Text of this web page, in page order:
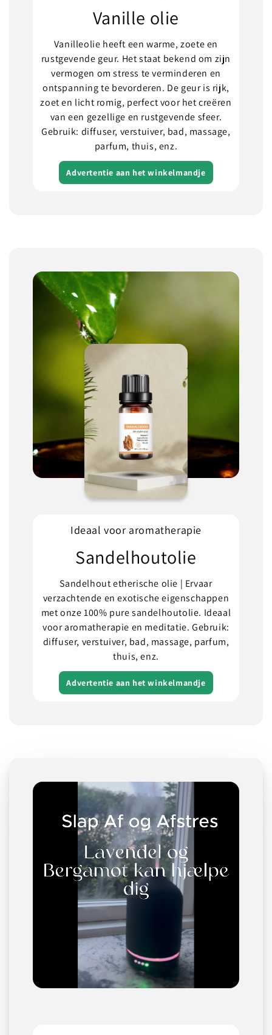
Vanille olie
Vanilleolie heeft een warme, zoete en
rustgevende geur. Het staat bekend om zijn
vermogen om stress te verminderen en
ontspanning te bevorderen. De geur is rijk,
zoet en licht romig, perfect voor het creëren
van een gezellige en rustgevende sfeer.
Gebruik: diffuser, verstuiver, bad, massage,
parfum, thuis, enz.
Advertentie aan het winkelmandje
Ideaal voor aromatherapie
Sandelhoutolie
Sandelhout etherische olie | Ervaar
verzachtende en exotische eigenschappen
met onze 100% pure sandelhoutolie. Ideaal
voor aromatherapie en meditatie. Gebruik:
diffuser, verstuiver, bad, massage, parfum,
thuis, enz.
Advertentie aan het winkelmandje